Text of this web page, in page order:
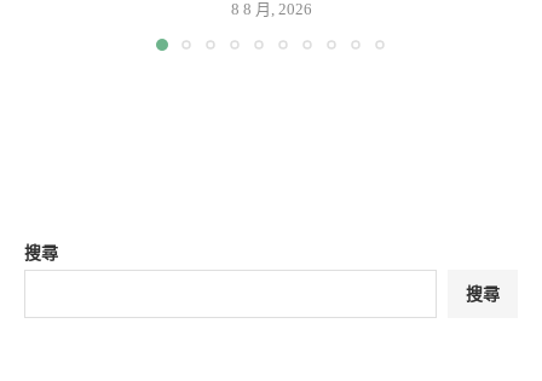
8 8 月, 2026
搜尋
搜尋